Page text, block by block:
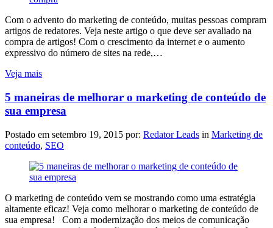
Com o advento do marketing de conteúdo, muitas pessoas compram
artigos de redatores. Veja neste artigo o que deve ser avaliado na
compra de artigos! Com o crescimento da internet e o aumento
expressivo do número de sites na rede,…
Veja mais
5 maneiras de melhorar o marketing de conteúdo de
sua empresa
Postado em setembro 19, 2015 por: Redator Leads in Marketing de
conteúdo, SEO
O marketing de conteúdo vem se mostrando como uma estratégia
altamente eficaz! Veja como melhorar o marketing de conteúdo de
sua empresa! Com a modernização dos meios de comunicação